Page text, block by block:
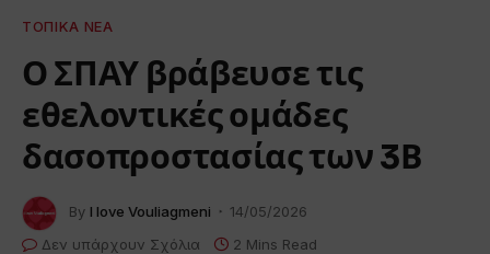
ΤΟΠΙΚΑ ΝΕΑ
Ο ΣΠΑΥ βράβευσε τις
εθελοντικές ομάδες
δασοπροστασίας των 3Β
By I love Vouliagmeni
14/05/2026
Δεν υπάρχουν Σχόλια
2 Mins Read